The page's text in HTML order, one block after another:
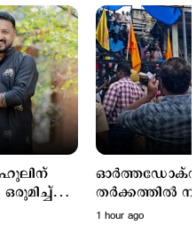
സഹോദരനെ
ഗുണ്ട
തർക്കത്തിൽ
സമവായത്തിന്
1 hour ago